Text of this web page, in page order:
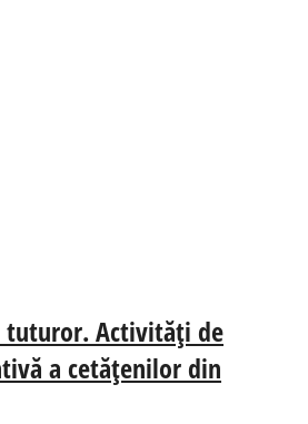
tuturor. Activități de
a cetățenilor din